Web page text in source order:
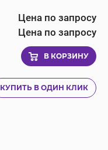
Цена по запросу
Цена по запросу
В КОРЗИНУ
КУПИТЬ В ОДИН КЛИК